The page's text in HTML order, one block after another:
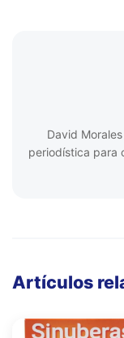
David
periodística para
Artículos